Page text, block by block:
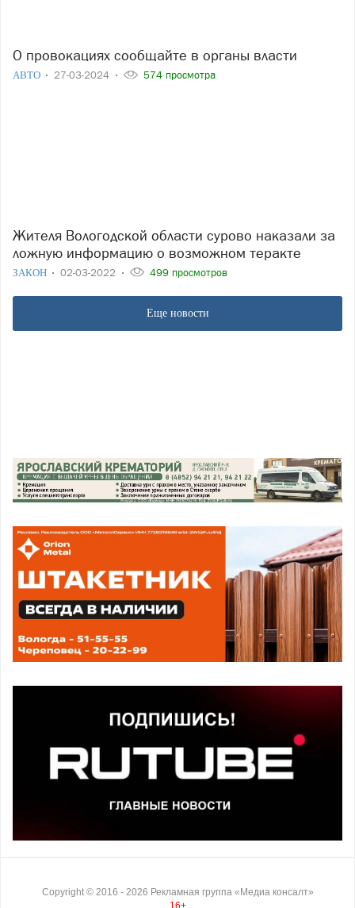
О провокациях сообщайте в органы власти
АВТО 27-03-2024 574 просмотра
Жителя Вологодской области сурово наказали за
ложную информацию о возможном теракте
ЗАКОН 02-03-2022 499 просмотров
Еще новости
Copyright © 2016 - 2026 Рекламная группа «Медиа консалт»